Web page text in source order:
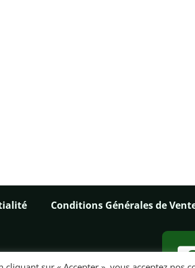
Conditions Générales de